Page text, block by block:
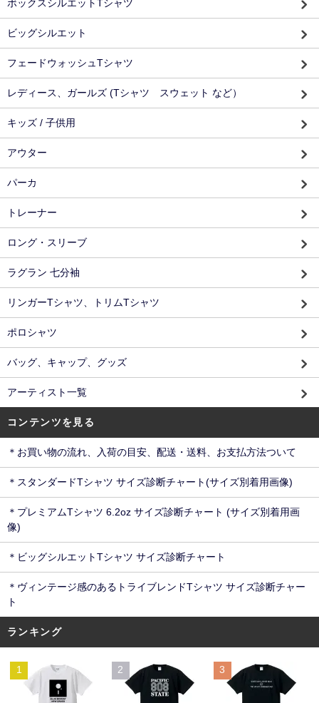
ボックスシルエットTシャツ
ビッグシルエット
フェードウォッシュTシャツ
レディース、ガールズ (Tシャツ スウェット など）
キッズ / 子供用
アウター
パーカ
トレーナー
ロング・スリーブ
ラグラン 七分袖
リンガーTシャツ、トリムTシャツ
ポロシャツ
バッグ、キャップ、グッズ
アーティスト一覧
コンテンツを見る
＊お買い物の流れ、入荷の目安、配送・送料、お支払方法ついて
＊スタンダードTシャツ サイズ診断チャート(サイズ別着用画像)
＊プレミアムTシャツ 6.2oz サイズ診断チャート (サイズ別着用画
像)
＊ビッグシルエットTシャツ サイズ診断チャート
＊ヴィンテージ感のあるトライブレンドTシャツ サイズ診断チャー
ト
ランキング
1 2 3